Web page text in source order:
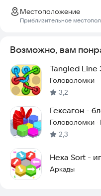
Местоположение
Приблизительное
Возможно, вам
Tangled Line
Головоломки
3,2
Гексагон -
Головоломки ·
2,3
Hexa Sort -
Аркады